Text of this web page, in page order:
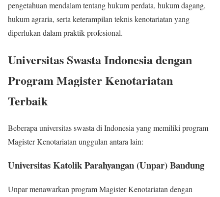
pengetahuan mendalam tentang hukum perdata, hukum dagang,
hukum agraria, serta keterampilan teknis kenotariatan yang
diperlukan dalam praktik profesional.
Universitas Swasta Indonesia dengan
Program Magister Kenotariatan
Terbaik
Beberapa universitas swasta di Indonesia yang memiliki program
Magister Kenotariatan unggulan antara lain:
Universitas Katolik Parahyangan (Unpar) Bandung
Unpar menawarkan program Magister Kenotariatan dengan